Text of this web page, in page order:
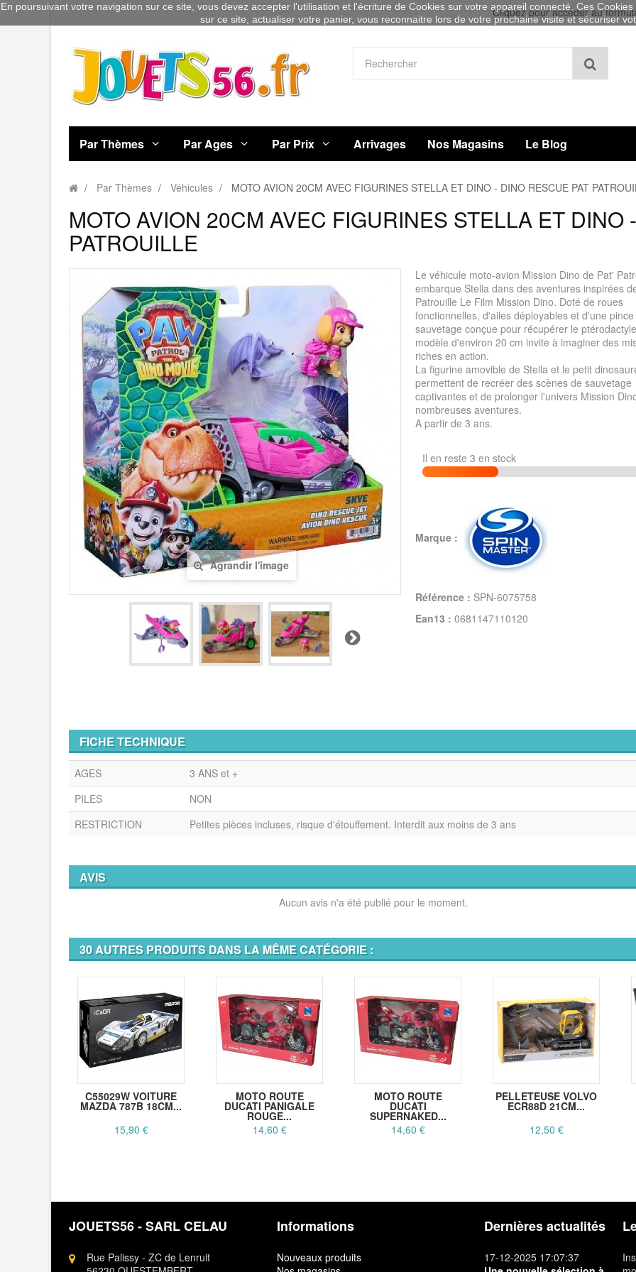
Cliquez pour accéder au
Par Thèmes Par Ages Par Prix Arrivages Nos Magasins Le Blog
Par Thèmes Véhicules MOTO AVION 20CM AVEC FIGURINES STELLA ET DINO - DINO RESCUE PAT
MOTO AVION 20CM AVEC FIGURINES STELLA ET DINO
PATROUILLE
Agrandir l'image
Suivant
Le véhicule moto-avion Mission Dino de Pat'
embarque Stella dans des aventures inspirées
Patrouille Le Film Mission Dino. Doté de roues
fonctionnelles, d'ailes déployables et d'une pince
sauvetage conçue pour récupérer le
modèle d'environ 20 cm invite à imaginer des
riches en action.
La figurine amovible de Stella et le petit
permettent de recréer des scènes de sauvetage
captivantes et de prolonger l'univers Mission
nombreuses aventures.
A partir de 3 ans.
Il en reste 3 en stock
Marque :
Référence : SPN-6075758
Ean13 : 0681147110120
FICHE TECHNIQUE
AGES
3 ANS et +
PILES
NON
RESTRICTION
Petites pièces incluses, risque d'étouffement. Interdit aux moins de 3 ans
AVIS
Aucun avis n'a été publié pour le moment.
30 AUTRES PRODUITS DANS LA MÊME CATÉGORIE :
C55029W VOITURE
MAZDA 787B 18CM...
15,90 €
MOTO ROUTE
DUCATI PANIGALE
ROUGE...
14,60 €
MOTO ROUTE
DUCATI
SUPERNAKED...
14,60 €
PELLETEUSE VOLVO
ECR88D 21CM...
12,50 €
JOUETS56 - SARL CELAU
Rue Palissy - ZC de Lenruit
Informations
Nouveaux produits
Dernières actualités
17-12-2025 17:07:37
En poursuivant votre navigation sur ce site, vous devez accepter l’utilisation et l'écriture de Cookies sur votre appareil connecté. Ces
sur ce site, actualiser votre panier, vous reconnaitre lors de votre prochaine visite et sécuriser